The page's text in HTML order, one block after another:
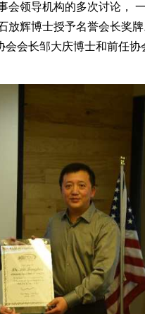
会领导机构的多次讨论，
放辉博士授予名誉会长奖
会长邹大庆博士和前任